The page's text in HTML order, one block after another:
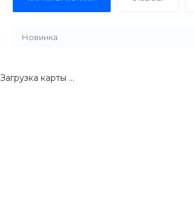
Новинка
Загрузка карты ...